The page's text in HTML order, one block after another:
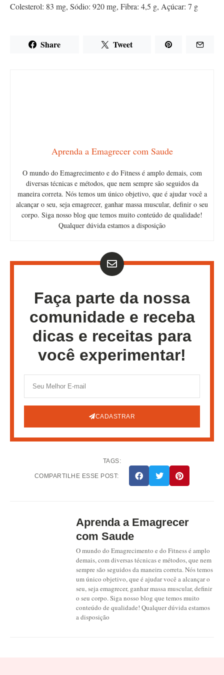
Colesterol: 83 mg, Sódio: 920mg, Fibra: 4,5 g, Açúcar: 7 g
Share Tweet
Aprenda a Emagrecer com Saude
O mundo do Emagrecimento e do Fitness é amplo demais, com
diversas técnicas e métodos, que nem sempre são seguidos da
maneira correta. Nós temos um único objetivo, que é ajudar você a
alcançar o seu, seja emagrecer, ganhar massa muscular, definir o seu
corpo. Siga nosso blog que temos muito conteúdo de qualidade!
Qualquer dúvida estamos a disposição
Faça parte da nossa
comunidade e receba
dicas e receitas para
você experimentar!
CADASTRAR
TAGS:
COMPARTILHE ESSE POST:
Aprenda a Emagrecer
com Saude
O mundo do Emagrecimento e do Fitness é amplo
demais, com diversas técnicas e métodos, que nem
sempre são seguidos da maneira correta. Nós temos
um único objetivo, que é ajudar você a alcançar o
seu, seja emagrecer, ganhar massa muscular, definir
o seu corpo. Siga nosso blog que temos muito
conteúdo de qualidade! Qualquer dúvida estamos
a disposição